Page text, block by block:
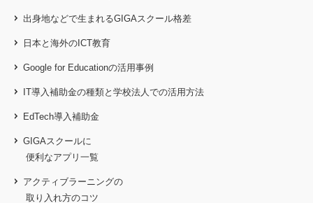
出身地などで生まれるGIGAスクール格差
日本と海外のICT教育
Google for Educationの活用事例
IT導入補助金の種類と学校法人での活用方法
EdTech導入補助金
GIGAスクールに
便利なアプリ一覧
アクティブラーニングの
取り入れ方のコツ